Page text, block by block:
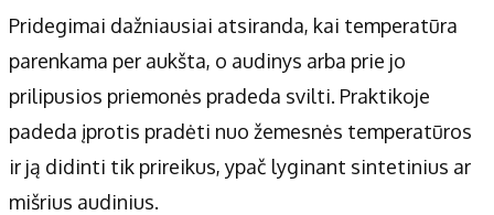
Pridegimai dažniausiai atsiranda, kai temperatūra
parenkama per aukšta, o audinys arba prie jo
prilipusios priemonės pradeda svilti. Praktikoje
padeda įprotis pradėti nuo žemesnės temperatūros
ir ją didinti tik prireikus, ypač lyginant sintetinius ar
mišrius audinius.